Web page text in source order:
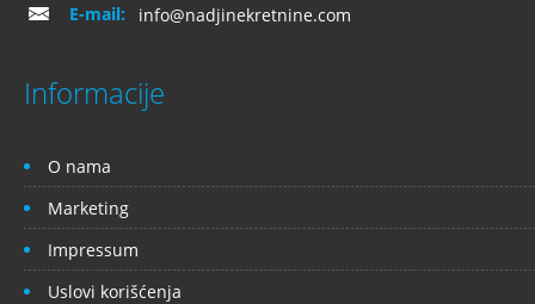
E-mail:
info@nadjinekretnine.com
Informacije
O nama
Marketing
Impressum
Uslovi korišćenja